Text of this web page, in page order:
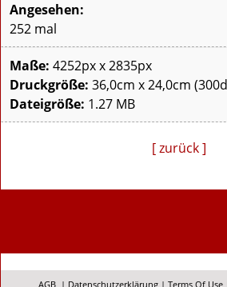
Angesehen:
252 mal
Maße: 4252px x 2835px
Druckgröße: 36,0cm x 24,0cm
Dateigröße: 1.27 MB
[ zurück ]
AGB | Datenschutzerklärung| Terms Of Use